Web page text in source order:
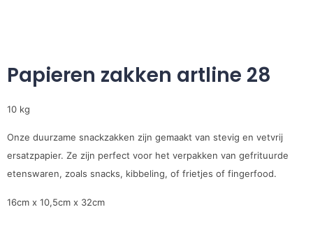
Papieren zakken artline 28
10 kg
Onze duurzame snackzakken zijn gemaakt van stevig en vetvrij
ersatzpapier. Ze zijn perfect voor het verpakken van gefrituurde
etenswaren, zoals snacks, kibbeling, of frietjes of fingerfood.
16cm x 10,5cm x 32cm